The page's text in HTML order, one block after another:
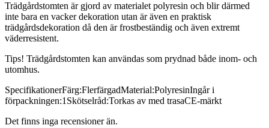
Trädgårdstomten är gjord av materialet polyresin och blir därmed
inte bara en vacker dekoration utan är även en praktisk
trädgårdsdekoration då den är frostbeständig och även extremt
väderresistent.
Tips! Trädgårdstomten kan användas som prydnad både inom- och
utomhus.
SpecifikationerFärg:FlerfärgadMaterial:PolyresinIngår i
förpackningen:1Skötselråd:Torkas av med trasaCE-märkt
Det finns inga recensioner än.